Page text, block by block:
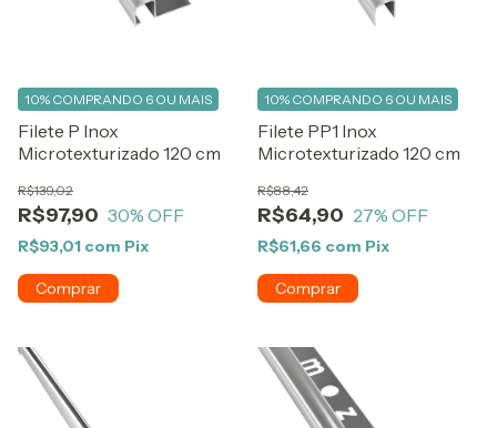
Filete P Inox
Microtexturizado 120 cm
R$97,90
R$139,02
30% OFF
10% COMPRANDO 6 OU MAIS
R$93,01 com Pix
Filete PP1 Inox
Microtexturizado 120 cm
R$64,90
R$88,42
27% OFF
10% COMPRANDO 6 OU MAIS
R$61,66 com Pix